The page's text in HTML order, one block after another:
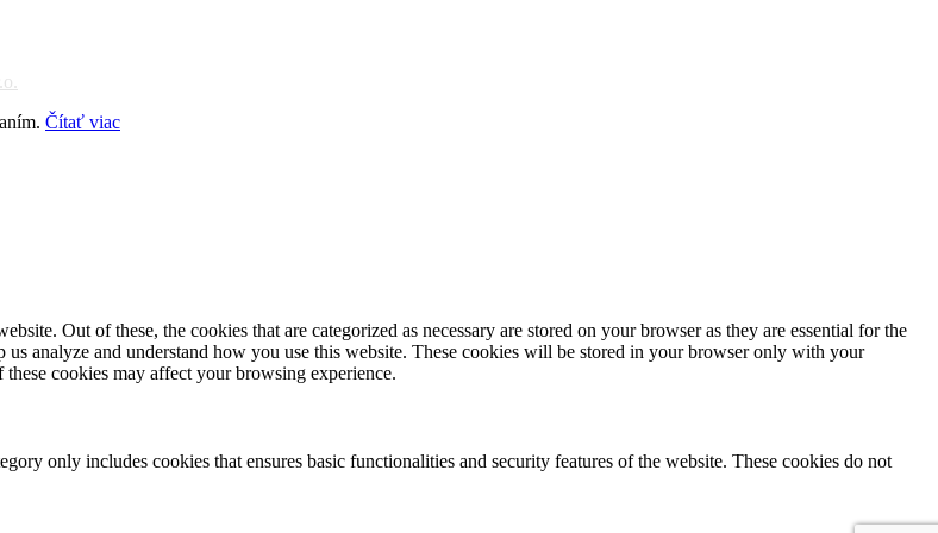
Čítať viac
Out of these, the cookies that are categorized as necessary are stored on your browser as they are essential for the
analyze and understand how you use this website. These cookies will be stored in your browser only with your
cookies may affect your browsing experience.
only includes cookies that ensures basic functionalities and security features of the website. These cookies do not